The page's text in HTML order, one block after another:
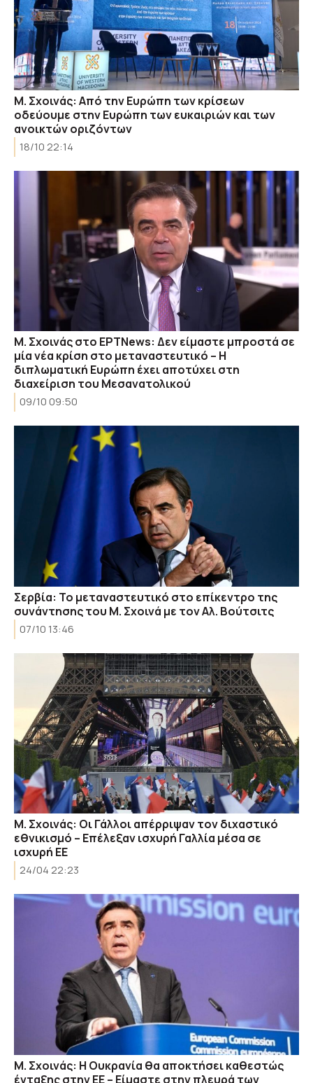
Μ. Σχοινάς: Από την Ευρώπη των κρίσεων
οδεύουμε στην Ευρώπη των ευκαιριών και των
ανοικτών οριζόντων
18/10 22:14
Μ. Σχοινάς στο ΕΡΤΝews: Δεν είμαστε μπροστά σε
μία νέα κρίση στο μεταναστευτικό – Η
διπλωματική Ευρώπη έχει αποτύχει στη
διαχείριση του Μεσανατολικού
09/10 09:50
Σερβία: Το μεταναστευτικό στο επίκεντρο της
συνάντησης του Μ. Σχοινά με τον Αλ. Βούτσιτς
07/10 13:46
Μ. Σχοινάς: Οι Γάλλοι απέρριψαν τον διχαστικό
εθνικισμό – Eπέλεξαν ισχυρή Γαλλία μέσα σε
ισχυρή ΕΕ
24/04 22:23
Μ. Σχοινάς: Η Ουκρανία θα αποκτήσει καθεστώς
ένταξης στην ΕΕ – Είμαστε στην πλευρά των